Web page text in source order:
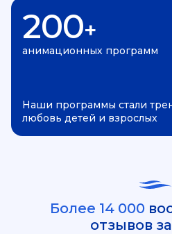
200+
анимационных программ
Наши программы стали
любовь детей и взрослых
Более 14 000
отзывов